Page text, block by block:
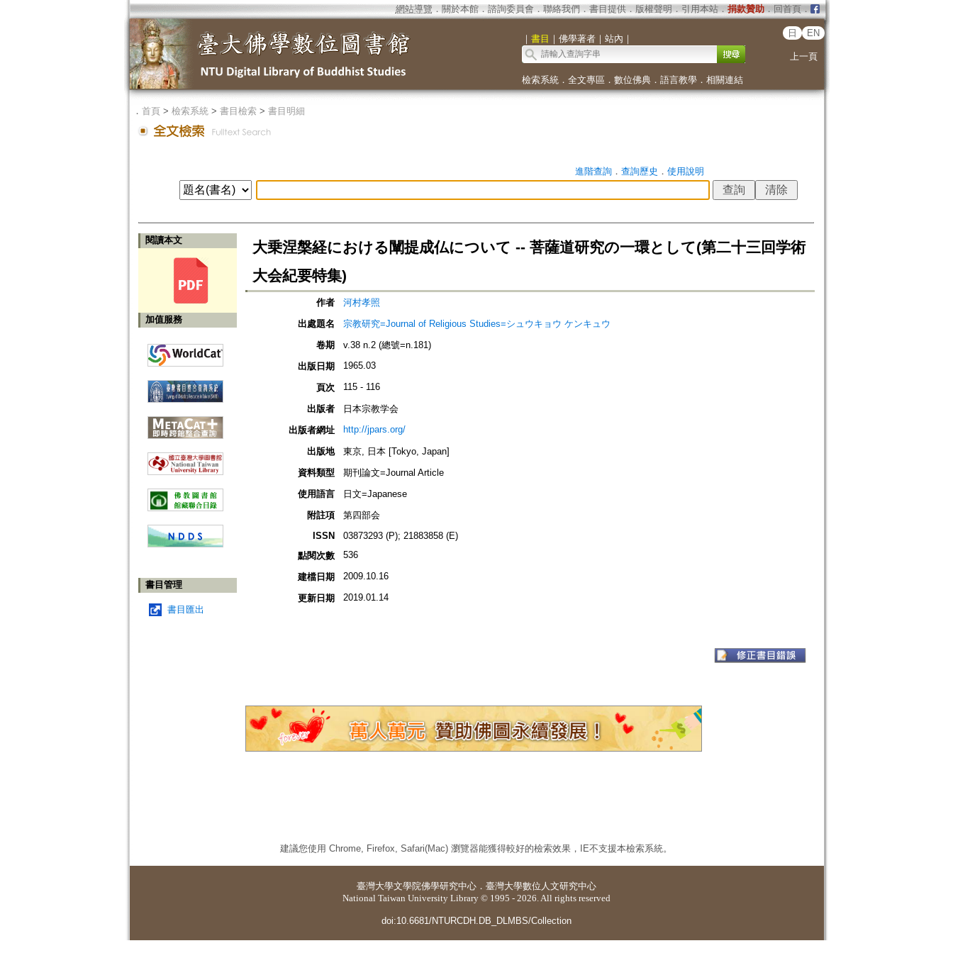
網站導覽 ． 關於本館． 諮詢委員會． 聯絡我們 ． 書目提供． 版權聲明 ． 引用本站． 捐款贊助．回首頁．
｜ 書目 ｜ 佛學著者｜ 站內 ｜
日 EN
上一頁
檢索系統． 全文專區 ． 數位佛典． 語言教學． 相關連結
． 首頁> 檢索系統> 書目檢索> 書目明細
進階查詢． 查詢歷史 ． 使用說明
閱讀本文
加值服務
書目管理
書目匯出
大乗涅槃経における闡提成仏について -- 菩薩道研究の一環として(第二十三回学術
大会紀要特集)
作者
河村孝照
出處題名
宗教研究=Journal of Religious Studies=シュウキョウ ケンキュウ
卷期
v.38 n.2 (總號=n.181)
出版日期
1965.03
頁次 115 - 116
出版者
日本宗教学会
出版者網址
http://jpars.org/
出版地
東京, 日本 [Tokyo, Japan]
資料類型
期刊論文=Journal Article
使用語言
日文=Japanese
附註項
第四部会
ISSN
03873293 (P); 21883858 (E)
點閱次數
536
建檔日期 2009.10.16
更新日期 2019.01.14
建議您使用 Chrome, Firefox, Safari(Mac) 瀏覽器能獲得較好的檢索效果，IE不支援本檢索系統。
臺灣大學文學院佛學研究中心 ． 臺灣大學數位人文研究中心
National Taiwan University Library © 1995 - 2026. All rights reserved
doi:10.6681/NTURCDH.DB_DLMBS/Collection